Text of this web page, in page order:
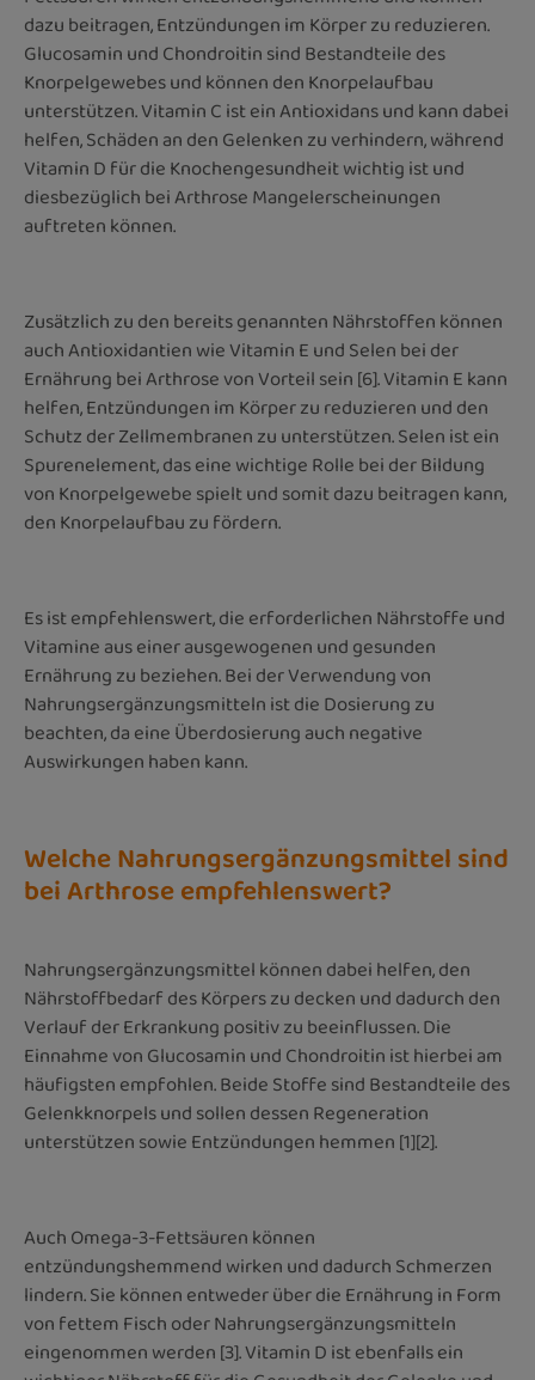
dazu beitragen, Entzündungen im Körper zu reduzieren.
Glucosamin und Chondroitin sind Bestandteile des
Knorpelgewebes und können den Knorpelaufbau
unterstützen. Vitamin C ist ein Antioxidans und kann dabei
helfen, Schäden an den Gelenken zu verhindern, während
Vitamin D für die Knochengesundheit wichtig ist und
diesbezüglich bei Arthrose Mangelerscheinungen
auftreten können.
Zusätzlich zu den bereits genannten Nährstoffen können
auch Antioxidantien wie Vitamin E und Selen bei der
Ernährung bei Arthrose von Vorteil sein [6]. Vitamin E kann
helfen, Entzündungen im Körper zu reduzieren und den
Schutz der Zellmembranen zu unterstützen. Selen ist ein
Spurenelement, das eine wichtige Rolle bei der Bildung
von Knorpelgewebe spielt und somit dazu beitragen kann,
den Knorpelaufbau zu fördern.
Es ist empfehlenswert, die erforderlichen Nährstoffe und
Vitamine aus einer ausgewogenen und gesunden
Ernährung zu beziehen. Bei der Verwendung von
Nahrungsergänzungsmitteln ist die Dosierung zu
beachten, da eine Überdosierung auch negative
Auswirkungen haben kann.
Welche Nahrungsergänzungsmittel sind
bei Arthrose empfehlenswert?
Nahrungsergänzungsmittel können dabei helfen, den
Nährstoffbedarf des Körpers zu decken und dadurch den
Verlauf der Erkrankung positiv zu beeinflussen. Die
Einnahme von Glucosamin und Chondroitin ist hierbei am
häufigsten empfohlen. Beide Stoffe sind Bestandteile des
Gelenkknorpels und sollen dessen Regeneration
unterstützen sowie Entzündungen hemmen [1][2].
Auch Omega-3-Fettsäuren können
entzündungshemmend wirken und dadurch Schmerzen
lindern. Sie können entweder über die Ernährung in Form
von fettem Fisch oder Nahrungsergänzungsmitteln
eingenommen werden [3]. Vitamin D ist ebenfalls ein